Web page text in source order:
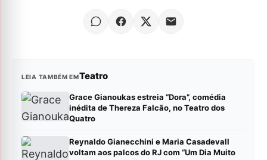
LEIA TAMBÉM EMTeatro
Grace Gianoukas estreia “Dora”, comédia
inédita de Thereza Falcão, no Teatro dos
Quatro
Reynaldo Gianecchini e Maria Casadevall
voltam aos palcos do RJ com “Um Dia Muito